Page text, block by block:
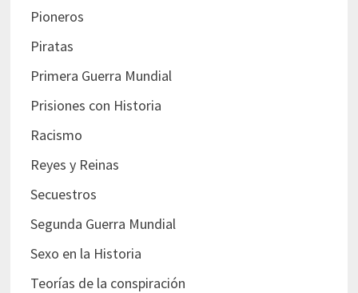
Pioneros
Piratas
Primera Guerra Mundial
Prisiones con Historia
Racismo
Reyes y Reinas
Secuestros
Segunda Guerra Mundial
Sexo en la Historia
Teorías de la conspiración